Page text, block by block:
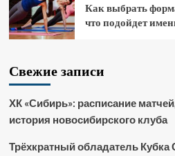
Как выбрать
что подойдет
Свежие записи
ХК «Сибирь»: расписание
история новосибирского клуба
Трёхкратный обладатель